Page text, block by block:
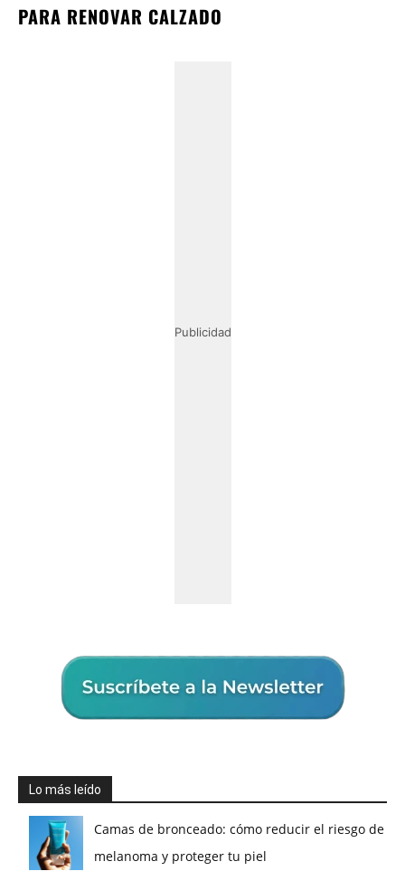
PARA RENOVAR CALZADO
Publicidad
Lo más leído
Camas de bronceado: cómo reducir el riesgo de
melanoma y proteger tu piel